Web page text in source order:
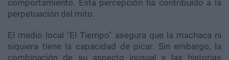
comportamiento. Esta percepción ha contribuido a la
perpetuación del mito.
El medio local "El Tiempo" asegura que la machaca ni
siquiera tiene la capacidad de picar. Sin embargo, la
combinación de su aspecto inusual y las historias